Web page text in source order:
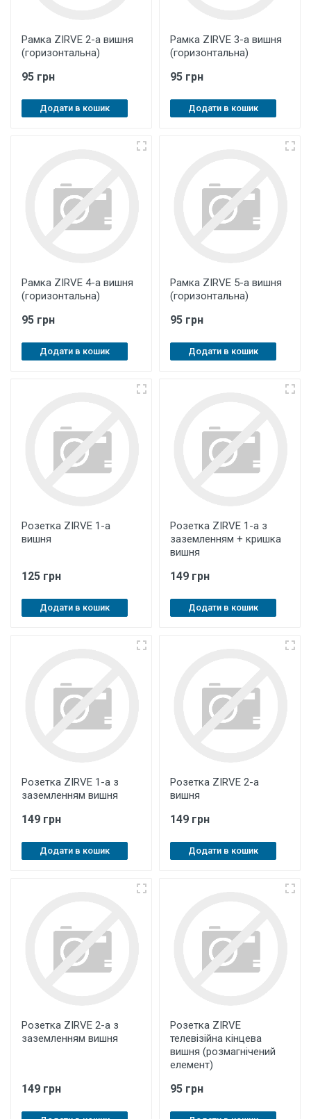
Рамка ZIRVE 2-а вишня
(горизонтальна)
95 грн
Додати в кошик
Рамка ZIRVE 3-а вишня
(горизонтальна)
95 грн
Додати в кошик
Рамка ZIRVE 4-а вишня
(горизонтальна)
95 грн
Додати в кошик
Рамка ZIRVE 5-а вишня
(горизонтальна)
95 грн
Додати в кошик
Розетка ZIRVE 1-а
вишня
125 грн
Додати в кошик
Розетка ZIRVE 1-а з
заземленням + кришка
вишня
149 грн
Додати в кошик
Розетка ZIRVE 1-а з
заземленням вишня
149 грн
Додати в кошик
Розетка ZIRVE 2-а
вишня
149 грн
Додати в кошик
Розетка ZIRVE 2-а з
заземленням вишня
149 грн
Розетка ZIRVE
телевізійна кінцева
вишня (розмагнічений
елемент)
95 грн